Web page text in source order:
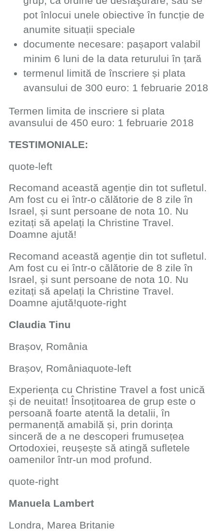
pot înlocui unele obiective în funcție de
anumite situații speciale
documente necesare: pașaport valabil
minim 6 luni de la data returului în țară
​termenul limită de înscriere și plata
avansului de 300 euro: 1 februarie 2018
Termen limita de inscriere si plata
avansului de 450 euro: 1 februarie 2018
TESTIMONIALE:
quote-left
​​Recomand această agenție din tot sufletul.
Am fost cu ei într-o călătorie de 8 zile în
Israel, și sunt persoane de nota 10. Nu
ezitați să apelați la Christine Travel.
Doamne ajută!
Recomand această agenție din tot sufletul.
Am fost cu ei într-o călătorie de 8 zile în
Israel, și sunt persoane de nota 10. Nu
ezitați să apelați la Christine Travel.
Doamne ajută!quote-right
​Claudia Tinu
​Brașov, România
Brașov, Româniaquote-left
​Experiența cu Christine Travel a fost ​unică
și de neuitat! ​Însoțitoarea de grup este o
persoană foarte atentă la detalii, ​în
permanență amabilă și, prin ​​dorința
sinceră de a ne ​descoperi frumusețea
Ortodoxiei​, reușește să atingă sufletele
oamenilor în​​tr-un mod profund.
quote-right
​Manuela Lambert
​Londra, Marea Britanie